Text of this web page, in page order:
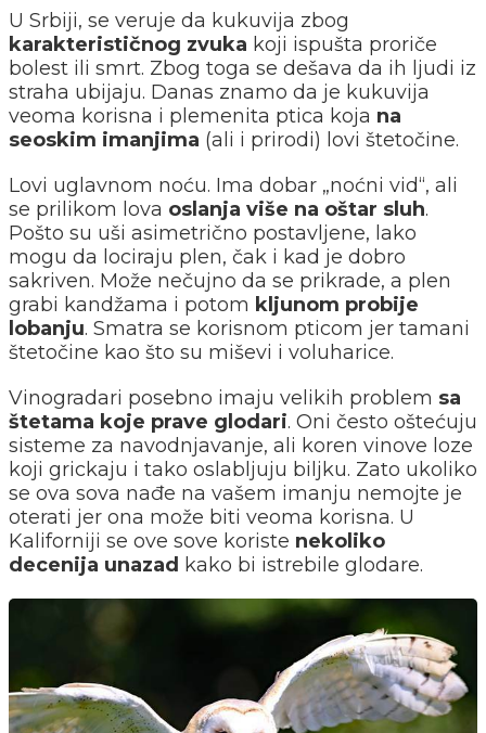
U Srbiji, se veruje da kukuvija zbog
karakterističnog zvuka koji ispušta proriče
bolest ili smrt. Zbog toga se dešava da ih ljudi iz
straha ubijaju. Danas znamo da je kukuvija
veoma korisna i plemenita ptica koja na
seoskim imanjima (ali i prirodi) lovi štetočine.
Lovi uglavnom noću. Ima dobar „noćni vid“, ali
se prilikom lova oslanja više na oštar sluh.
Pošto su uši asimetrično postavljene, lako
mogu da lociraju plen, čak i kad je dobro
sakriven. Može nečujno da se prikrade, a plen
grabi kandžama i potom kljunom probije
lobanju. Smatra se korisnom pticom jer tamani
štetočine kao što su miševi i voluharice.
Vinogradari posebno imaju velikih problem sa
štetama koje prave glodari. Oni često oštećuju
sisteme za navodnjavanje, ali koren vinove loze
koji grickaju i tako oslabljuju biljku. Zato ukoliko
se ova sova nađe na vašem imanju nemojte je
oterati jer ona može biti veoma korisna. U
Kaliforniji se ove sove koriste nekoliko
decenija unazad kako bi istrebile glodare.